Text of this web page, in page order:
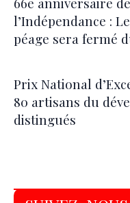
l’Indépendance :
péage sera fermé
Prix National
80 artisans du
distingués